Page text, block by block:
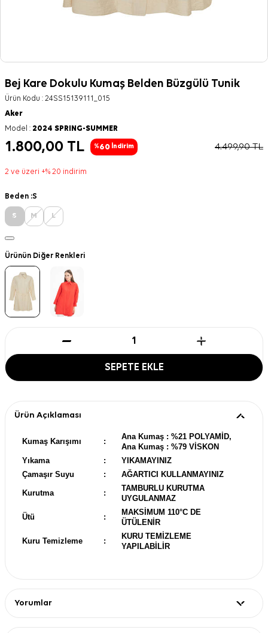
Bej Kare Dokulu Kumaş Belden Büzgülü Tunik
Ürün Kodu : 24SS15139111_015
Aker
Model : 2024 SPRING-SUMMER
1.800,00 TL %60 İndirim 4.499,90TL
2 ve üzeri +% 20 indirim
Beden :S
S M L
Ürünün Diğer Renkleri
SEPETE EKLE
Ürün Açıklaması
Kumaş Karışımı :
Ana Kumaş : %21 POLYAMİD,
Ana Kumaş : %79 VİSKON
Yıkama
:
YIKAMAYINIZ
Çamaşır Suyu
: AĞARTICI KULLANMAYINIZ
Kurutma :
TAMBURLU KURUTMA
UYGULANMAZ
Ütü :
MAKSİMUM 110°C DE
ÜTÜLENİR
Kuru Temizleme :
KURU TEMİZLEME
YAPILABİLİR
Yorumlar